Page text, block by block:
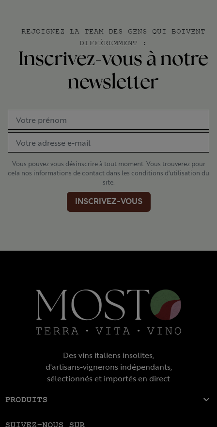
REJOIGNEZ LA TEAM DES GENS QUI BOIVENT
DIFFÉREMMENT :
Inscrivez-vous à notre
newsletter
Vous pouvez vous désinscrire à tout moment. Vous trouverez pour
cela nos informations de contact dans les conditions d'utilisation du
site.
INSCRIVEZ-VOUS
Des vins italiens insolites,
d'artisans-vignerons indépendants,
sélectionnés et importés en direct
PRODUITS 
SUIVEZ-NOUS SUR